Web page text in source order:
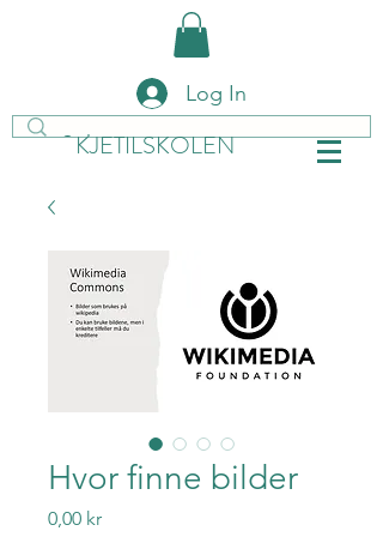
KJETILSKOLEN
Log In
Hvor finne bilder
0,00 krPrice